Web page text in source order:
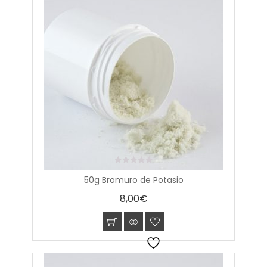
50g Bromuro de Potasio
0
out
8,00€